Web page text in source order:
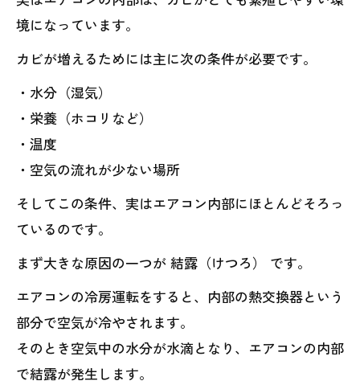
境になっています。
カビが増えるためには主に次の条件が必要です。
・水分（湿気）
・栄養（ホコリなど）
・温度
・空気の流れが少ない場所
そしてこの条件、実はエアコン内部にほとんどそろっ
ているのです。
まず大きな原因の一つが 結露（けつろ） です。
エアコンの冷房運転をすると、内部の熱交換器という
部分で空気が冷やされます。
そのとき空気中の水分が水滴となり、エアコンの内部
で結露が発生します。